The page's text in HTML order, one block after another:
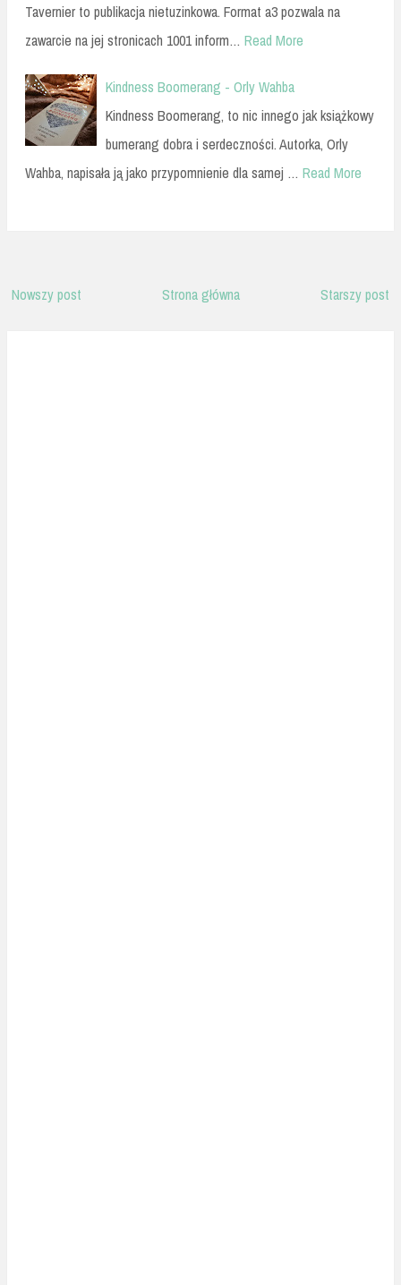
Tavernier to publikacja nietuzinkowa. Format a3 pozwala na
zawarcie na jej stronicach 1001 inform… Read More
Kindness Boomerang - Orly Wahba
Kindness Boomerang, to nic innego jak książkowy
bumerang dobra i serdeczności. Autorka, Orly
Wahba, napisała ją jako przypomnienie dla samej … Read More
Nowszy post Starszy post
Strona główna